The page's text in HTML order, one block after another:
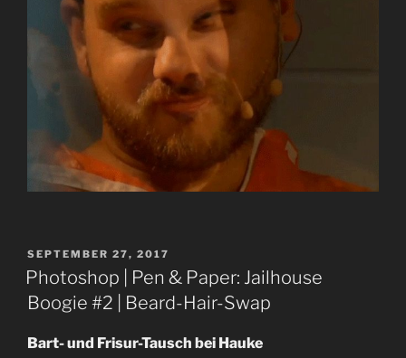
VERÖFFENTLICHT
AM
SEPTEMBER 27, 2017
Photoshop | Pen & Paper: Jailhouse
Boogie #2 | Beard-Hair-Swap
Bart- und Frisur-Tausch bei Hauke